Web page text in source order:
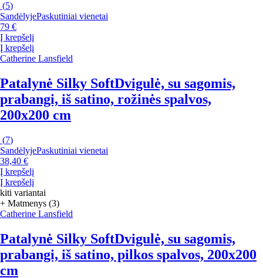
(5)
SandėlyjePaskutiniai vienetai
79 €
Į krepšelį
Į krepšelį
Catherine Lansfield
Patalynė Silky SoftDvigulė, su sagomis,
prabangi, iš satino, rožinės spalvos,
200x200 cm
(7)
SandėlyjePaskutiniai vienetai
38,40 €
Į krepšelį
Į krepšelį
kiti variantai
+ Matmenys (3)
Catherine Lansfield
Patalynė Silky SoftDvigulė, su sagomis,
prabangi, iš satino, pilkos spalvos, 200x200
cm